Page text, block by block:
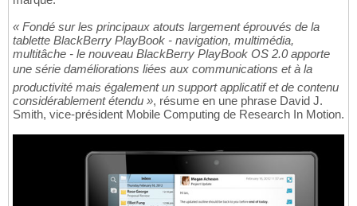
« Fondé sur les principaux atouts largement éprouvés de la
tablette BlackBerry PlayBook - navigation, multimédia,
multitâche - le nouveau BlackBerry PlayBook OS 2.0 apporte
une série daméliorations liées aux communications et à la
productivité mais également un support applicatif et de contenu
considérablement étendu », résume en une phrase David J.
Smith, vice-président Mobile Computing de Research In Motion.